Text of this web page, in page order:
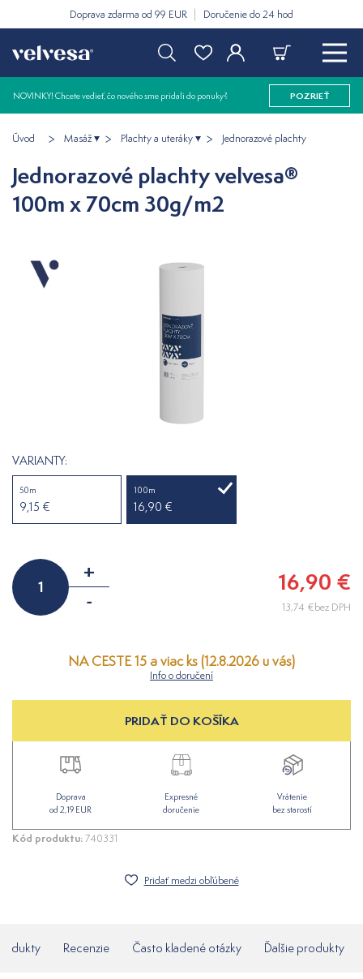
Doprava zdarma od 99 EUR Doručenie do 24 hod
NOVINKY! Chcete vedieť, čo nového sme pridali do ponuky? POZRIEŤ
Úvod Masáž Plachty a uteráky Jednorazové plachty
Jednorazové plachty velvesa®
100m x 70cm 30g/m2
VARIANTY:
50m
9,15 €
100m
16,90 €
+
-
16,90 €
13,74 €bez DPH
NA CESTE 15 a viac ks (12.8.2026 u vás)
Info o doručení
PRIDAŤ DO KOŠÍKA
Doprava
od 2,19 EUR
Expresné
doručenie
Vrátenie
bez starostí
Kód produktu:740331
Pridať medzi obľúbené
Recenzie Často kladené otázky Ďalšie produkty